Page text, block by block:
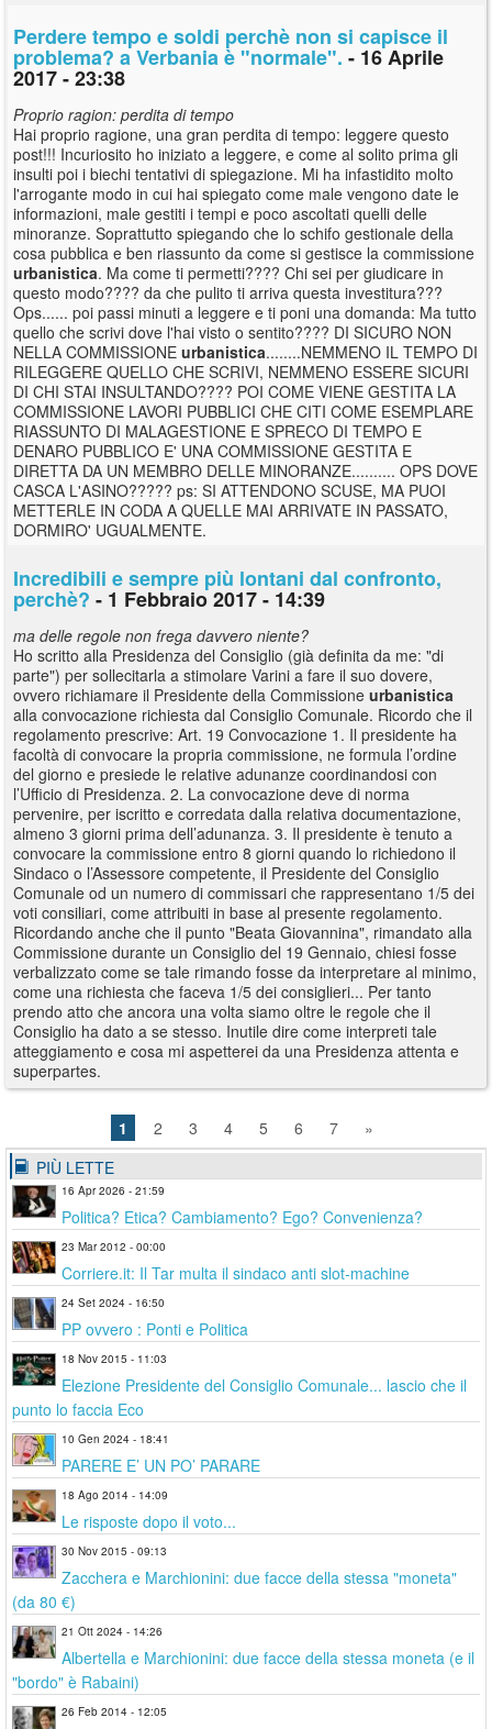
Perdere tempo e soldi perchè non si capisce il
problema? a Verbania è "normale". - 16 Aprile
2017 - 23:38
Proprio ragion: perdita di tempo
Hai proprio ragione, una gran perdita di tempo: leggere questo
post!!! Incuriosito ho iniziato a leggere, e come al solito prima gli
insulti poi i biechi tentativi di spiegazione. Mi ha infastidito molto
l'arrogante modo in cui hai spiegato come male vengono date le
informazioni, male gestiti i tempi e poco ascoltati quelli delle
minoranze. Soprattutto spiegando che lo schifo gestionale della
cosa pubblica e ben riassunto da come si gestisce la commissione
urbanistica. Ma come ti permetti???? Chi sei per giudicare in
questo modo???? da che pulito ti arriva questa investitura???
Ops...... poi passi minuti a leggere e ti poni una domanda: Ma tutto
quello che scrivi dove l'hai visto o sentito???? DI SICURO NON
NELLA COMMISSIONE urbanistica........NEMMENO IL TEMPO DI
RILEGGERE QUELLO CHE SCRIVI, NEMMENO ESSERE SICURI
DI CHI STAI INSULTANDO???? POI COME VIENE GESTITA LA
COMMISSIONE LAVORI PUBBLICI CHE CITI COME ESEMPLARE
RIASSUNTO DI MALAGESTIONE E SPRECO DI TEMPO E
DENARO PUBBLICO E' UNA COMMISSIONE GESTITA E
DIRETTA DA UN MEMBRO DELLE MINORANZE.......... OPS DOVE
CASCA L'ASINO????? ps: SI ATTENDONO SCUSE, MA PUOI
METTERLE IN CODA A QUELLE MAI ARRIVATE IN PASSATO,
DORMIRO' UGUALMENTE.
Incredibili e sempre più lontani dal confronto,
perchè? - 1 Febbraio 2017 - 14:39
ma delle regole non frega davvero niente?
Ho scritto alla Presidenza del Consiglio (già definita da me: "di
parte") per sollecitarla a stimolare Varini a fare il suo dovere,
ovvero richiamare il Presidente della Commissione urbanistica
alla convocazione richiesta dal Consiglio Comunale. Ricordo che il
regolamento prescrive: Art. 19 Convocazione 1. Il presidente ha
facoltà di convocare la propria commissione, ne formula l’ordine
del giorno e presiede le relative adunanze coordinandosi con
l’Ufficio di Presidenza. 2. La convocazione deve di norma
pervenire, per iscritto e corredata dalla relativa documentazione,
almeno 3 giorni prima dell’adunanza. 3. Il presidente è tenuto a
convocare la commissione entro 8 giorni quando lo richiedono il
Sindaco o l’Assessore competente, il Presidente del Consiglio
Comunale od un numero di commissari che rappresentano 1/5 dei
voti consiliari, come attribuiti in base al presente regolamento.
Ricordando anche che il punto "Beata Giovannina", rimandato alla
Commissione durante un Consiglio del 19 Gennaio, chiesi fosse
verbalizzato come se tale rimando fosse da interpretare al minimo,
come una richiesta che faceva 1/5 dei consiglieri... Per tanto
prendo atto che ancora una volta siamo oltre le regole che il
Consiglio ha dato a se stesso. Inutile dire come interpreti tale
atteggiamento e cosa mi aspetterei da una Presidenza attenta e
superpartes.
1 2 3 4 5 6 7
»
PIÙ LETTE
16 Apr 2026 - 21:59
Politica? Etica? Cambiamento? Ego? Convenienza?
23 Mar 2012 - 00:00
Corriere.it: Il Tar multa il sindaco anti slot-machine
24 Set 2024 - 16:50
PP ovvero : Ponti e Politica
18 Nov 2015 - 11:03
Elezione Presidente del Consiglio Comunale... lascio che il
punto lo faccia Eco
10 Gen 2024 - 18:41
PARERE E’ UN PO’ PARARE
18 Ago 2014 - 14:09
Le risposte dopo il voto...
30 Nov 2015 - 09:13
Zacchera e Marchionini: due facce della stessa "moneta"
(da 80 €)
21 Ott 2024 - 14:26
Albertella e Marchionini: due facce della stessa moneta (e il
"bordo" è Rabaini)
26 Feb 2014 - 12:05